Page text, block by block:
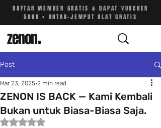
DAFTAR MEMBER GRATIS & DAPAT VOUCHER
50RB • ANTAR-JEMPUT ALAT GRATIS
zenon.
Post
ZENON IS BACK — Kami Kembali
Bukan untuk Biasa-Biasa Saja.
Mar 23, 2025 2 min read
Rated NaN out of 5 stars.